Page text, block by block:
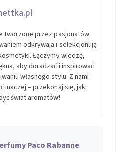
tworzone przez pasjonatów
odkrywają i selekcjonują
Łączymy wiedzę,
aby doradzać i inspirować
własnego stylu. Z nami
inaczej – przekonaj się, jak
świat aromatów!
Paco Rabanne